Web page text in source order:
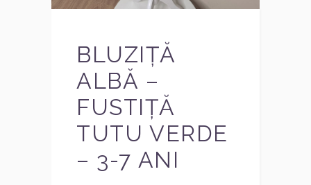
BLUZIȚĂ
ALBĂ –
FUSTIȚĂ
TUTU VERDE
– 3-7 ANI